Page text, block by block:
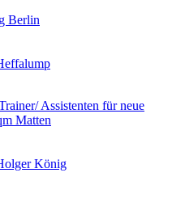
Berlin
Assistenten für neue
Matten
König